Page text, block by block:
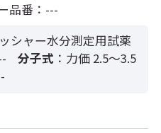
品番：---
シャー水分測定用試薬
分子式 ：力価 2.5～3.5